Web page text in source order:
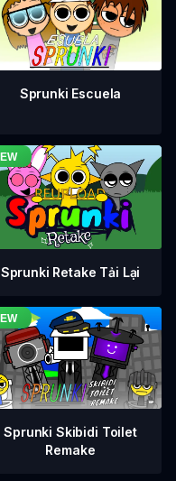
Sprunki Escuela
Sprunki Retake Tải Lại
Sprunki Skibidi Toilet
Remake